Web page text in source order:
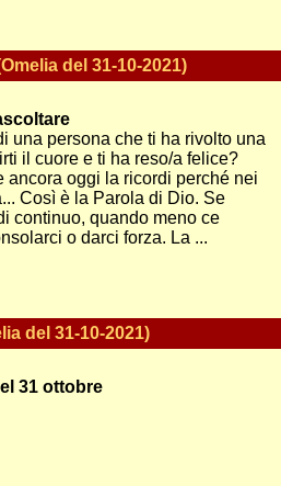
del 31-10-2021)
una persona che ti ha rivolto una
il cuore e ti ha reso/a felice?
ancora oggi la ricordi perché nei
Così è la Parola di Dio. Se
continuo, quando meno ce
o darci forza. La ...
del 31-10-2021)
31 ottobre